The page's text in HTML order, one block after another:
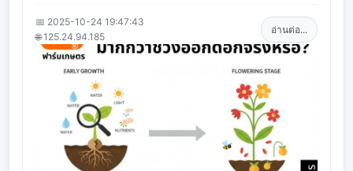
📅 2025-10-24 19:47:43
🌐 125.24.94.185
อ่านต่อ...